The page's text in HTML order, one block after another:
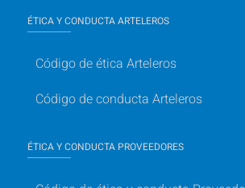
ÉTICA Y CONDUCTA ARTELEROS
Código de ética Arteleros
Código de conducta Arteleros
ÉTICA Y CONDUCTA PROVEEDORES